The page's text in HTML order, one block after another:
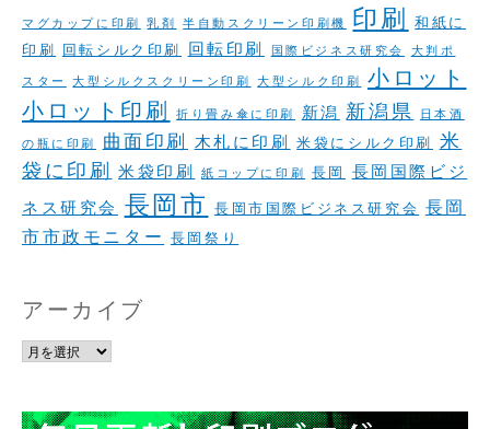
マグカップに印刷 乳剤 半自動スクリーン印刷機 印刷 和紙に
印刷 回転シルク印刷 回転印刷 国際ビジネス研究会
大判ポ
スター
大型シルクスクリーン印刷 大型シルク印刷
小ロット
小ロット印刷
折り畳み傘に印刷 新潟 新潟県
日本酒
の瓶に印刷
曲面印刷 木札に印刷 米袋にシルク印刷 米
袋に印刷 米袋印刷 紙コップに印刷 長岡
長岡国際ビジ
ネス研究会 長岡市 長岡市国際ビジネス研究会 長岡
市市政モニター 長岡祭り
アーカイブ
ア
カ